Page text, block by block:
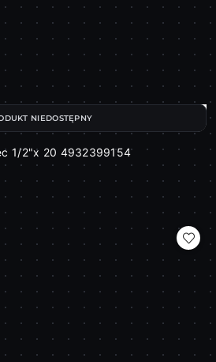
1/2"x 20 4932399154
NIEDOSTĘPNY